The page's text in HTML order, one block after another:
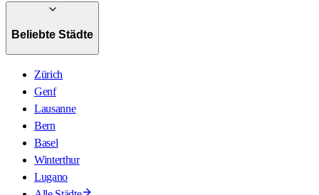
Beliebte Städte
Zürich
Genf
Lausanne
Bern
Basel
Winterthur
Lugano